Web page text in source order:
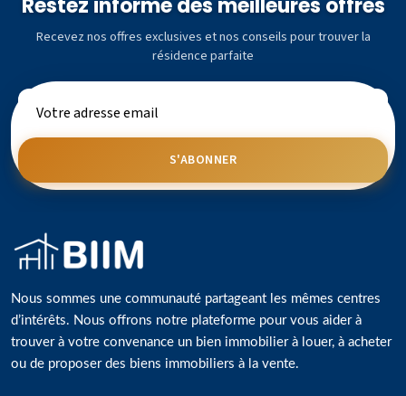
Restez informé des meilleures offres
Recevez nos offres exclusives et nos conseils pour trouver la
résidence parfaite
S'ABONNER
Nous sommes une communauté partageant les mêmes centres
d’intérêts. Nous offrons notre plateforme pour vous aider à
trouver à votre convenance un bien immobilier à louer, à acheter
ou de proposer des biens immobiliers à la vente.